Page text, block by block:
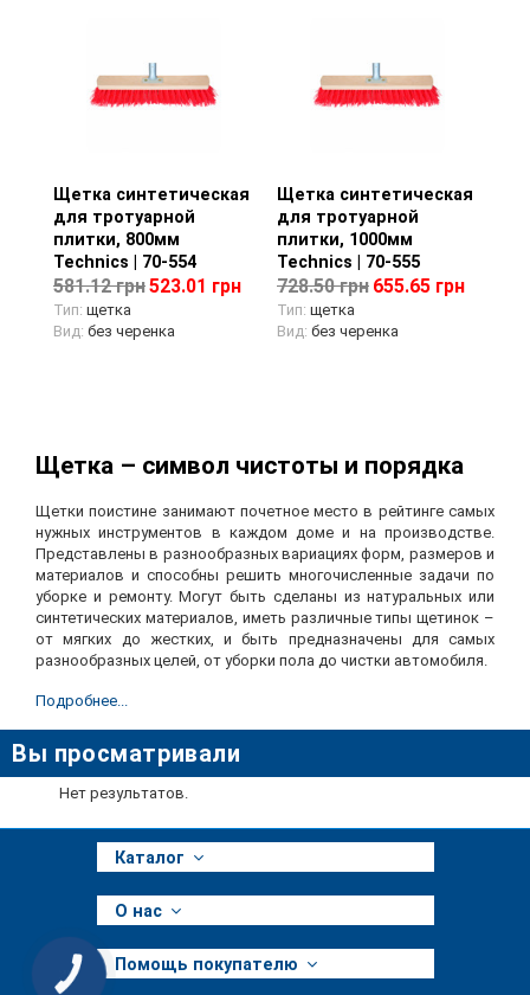
Просмотр товара
Щетка синтетическая
для тротуарной
плитки, 800мм
Technics | 70-554
581.12 грн523.01 грн
Тип: щетка
Вид: без черенка
Просмотр товара
Щетка синтетическая
для тротуарной
плитки, 1000мм
Technics | 70-555
728.50 грн 655.65 грн
Тип: щетка
Вид: без черенка
Щетка – символ чистоты и порядка
Щетки поистине занимают почетное место в рейтинге самых
нужных инструментов в каждом доме и на производстве.
Представлены в разнообразных вариациях форм, размеров и
материалов и способны решить многочисленные задачи по
уборке и ремонту. Могут быть сделаны из натуральных или
синтетических материалов, иметь различные типы щетинок –
от мягких до жестких, и быть предназначены для самых
разнообразных целей, от уборки пола до чистки автомобиля.
Большинство щеток состоят из щетины, основания и ручки.
как дерево, пластик, металл или комбинация материалов.
Каждый материал имеет свои преимущества и подходит для
определенных условий использования.
Основание щетки это часть, к которой прикрепляется щетина.
Оно обычно выполнено из прочного материала, такого как
щетины и долговечность конструкции.
Выбор материала для щетины зависит от задачи, которую
предполагается выполнять. Например, щетины из
натурального волокна мягче и подходят для чувствительных
Подробнее...
Вы просматривали
Нет результатов.
Каталог
О нас
Помощь покупателю
КНОПКА
ЗВ'ЯЗКУ